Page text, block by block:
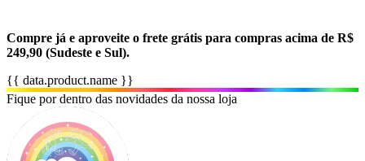
Compre já e aproveite o frete grátis para compras acima de R$
249,90 (Sudeste e Sul).
{{ data.product.name }}
Fique por dentro das novidades da nossa loja